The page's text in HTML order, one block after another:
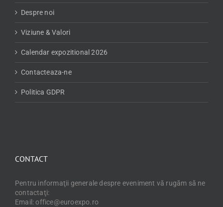
Despre noi
Viziune & Valori
Calendar expozitional 2026
Contacteaza-ne
Politica GDPR
CONTACT
Pentru informaţii generale despre eveniment vă rugăm să ne
contactaţi:
Email: office@euroexpo.ro